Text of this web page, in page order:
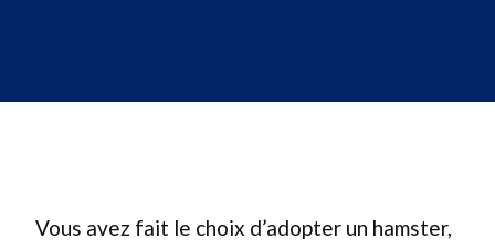
Vous avez fait le choix d’adopter un hamster,